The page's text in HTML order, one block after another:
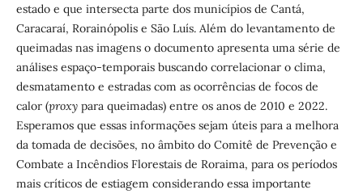
estado e que intersecta parte dos municípios de Cantá,
Caracaraí, Rorainópolis e São Luís. Além do levantamento de
queimadas nas imagens o documento apresenta uma série de
análises espaço-temporais buscando correlacionar o clima,
desmatamento e estradas com as ocorrências de focos de
calor (proxypara queimadas) entre os anos de 2010 e 2022.
Esperamos que essas informações sejam úteis para a melhora
da tomada de decisões, no âmbito do Comitê de Prevenção e
Combate a Incêndios Florestais de Roraima, para os períodos
mais críticos de estiagem considerando essa importante